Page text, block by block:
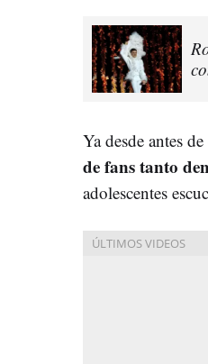
Ya desde antes
de fans tanto
adolescentes